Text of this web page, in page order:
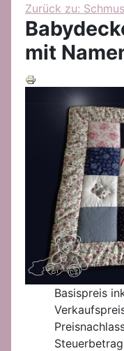
Zurück zu:
mit
Basispreis
Steuerbetrag